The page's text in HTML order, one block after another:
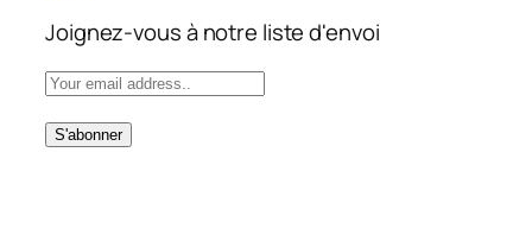
Joignez-vous à notre liste d'envoi